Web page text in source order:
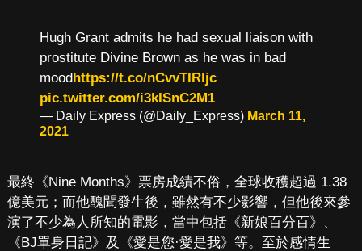
Hugh Grant admits he had sexual liaison with
prostitute Divine Brown as he was in bad
moodhttps://t.co/nCvvTIRljc
pic.twitter.com/i3kISnC2M1
— Daily Express (@Daily_Express) March 11,
2021
最終《Nine Months》票房成績不俗，全球收穫超過 1.38
億美元；而他醜聞發生後，雖然有不少影響，但他後來參
演了不少為人所知的電影，當中包括《新娘百分百》、
《BJ單身日記》及《愛是您·愛是我》等。至於感情生